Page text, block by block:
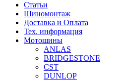
Статьи
Шиномонтаж
Доставка и Оплата
Тех. информация
Мотошины
ANLAS
BRIDGESTONE
CST
DUNLOP